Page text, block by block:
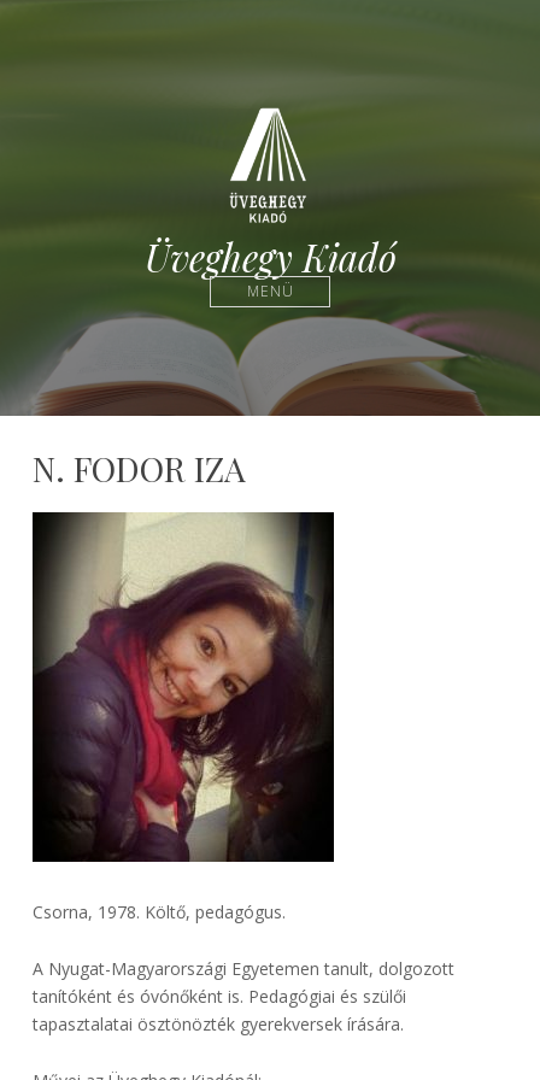
Üveghegy Kiadó
MENÜ
N. FODOR IZA
Csorna, 1978. Költő, pedagógus.
A Nyugat-Magyarországi Egyetemen tanult, dolgozott
tanítóként és óvónőként is. Pedagógiai és szülői
tapasztalatai ösztönözték gyerekversek írására.